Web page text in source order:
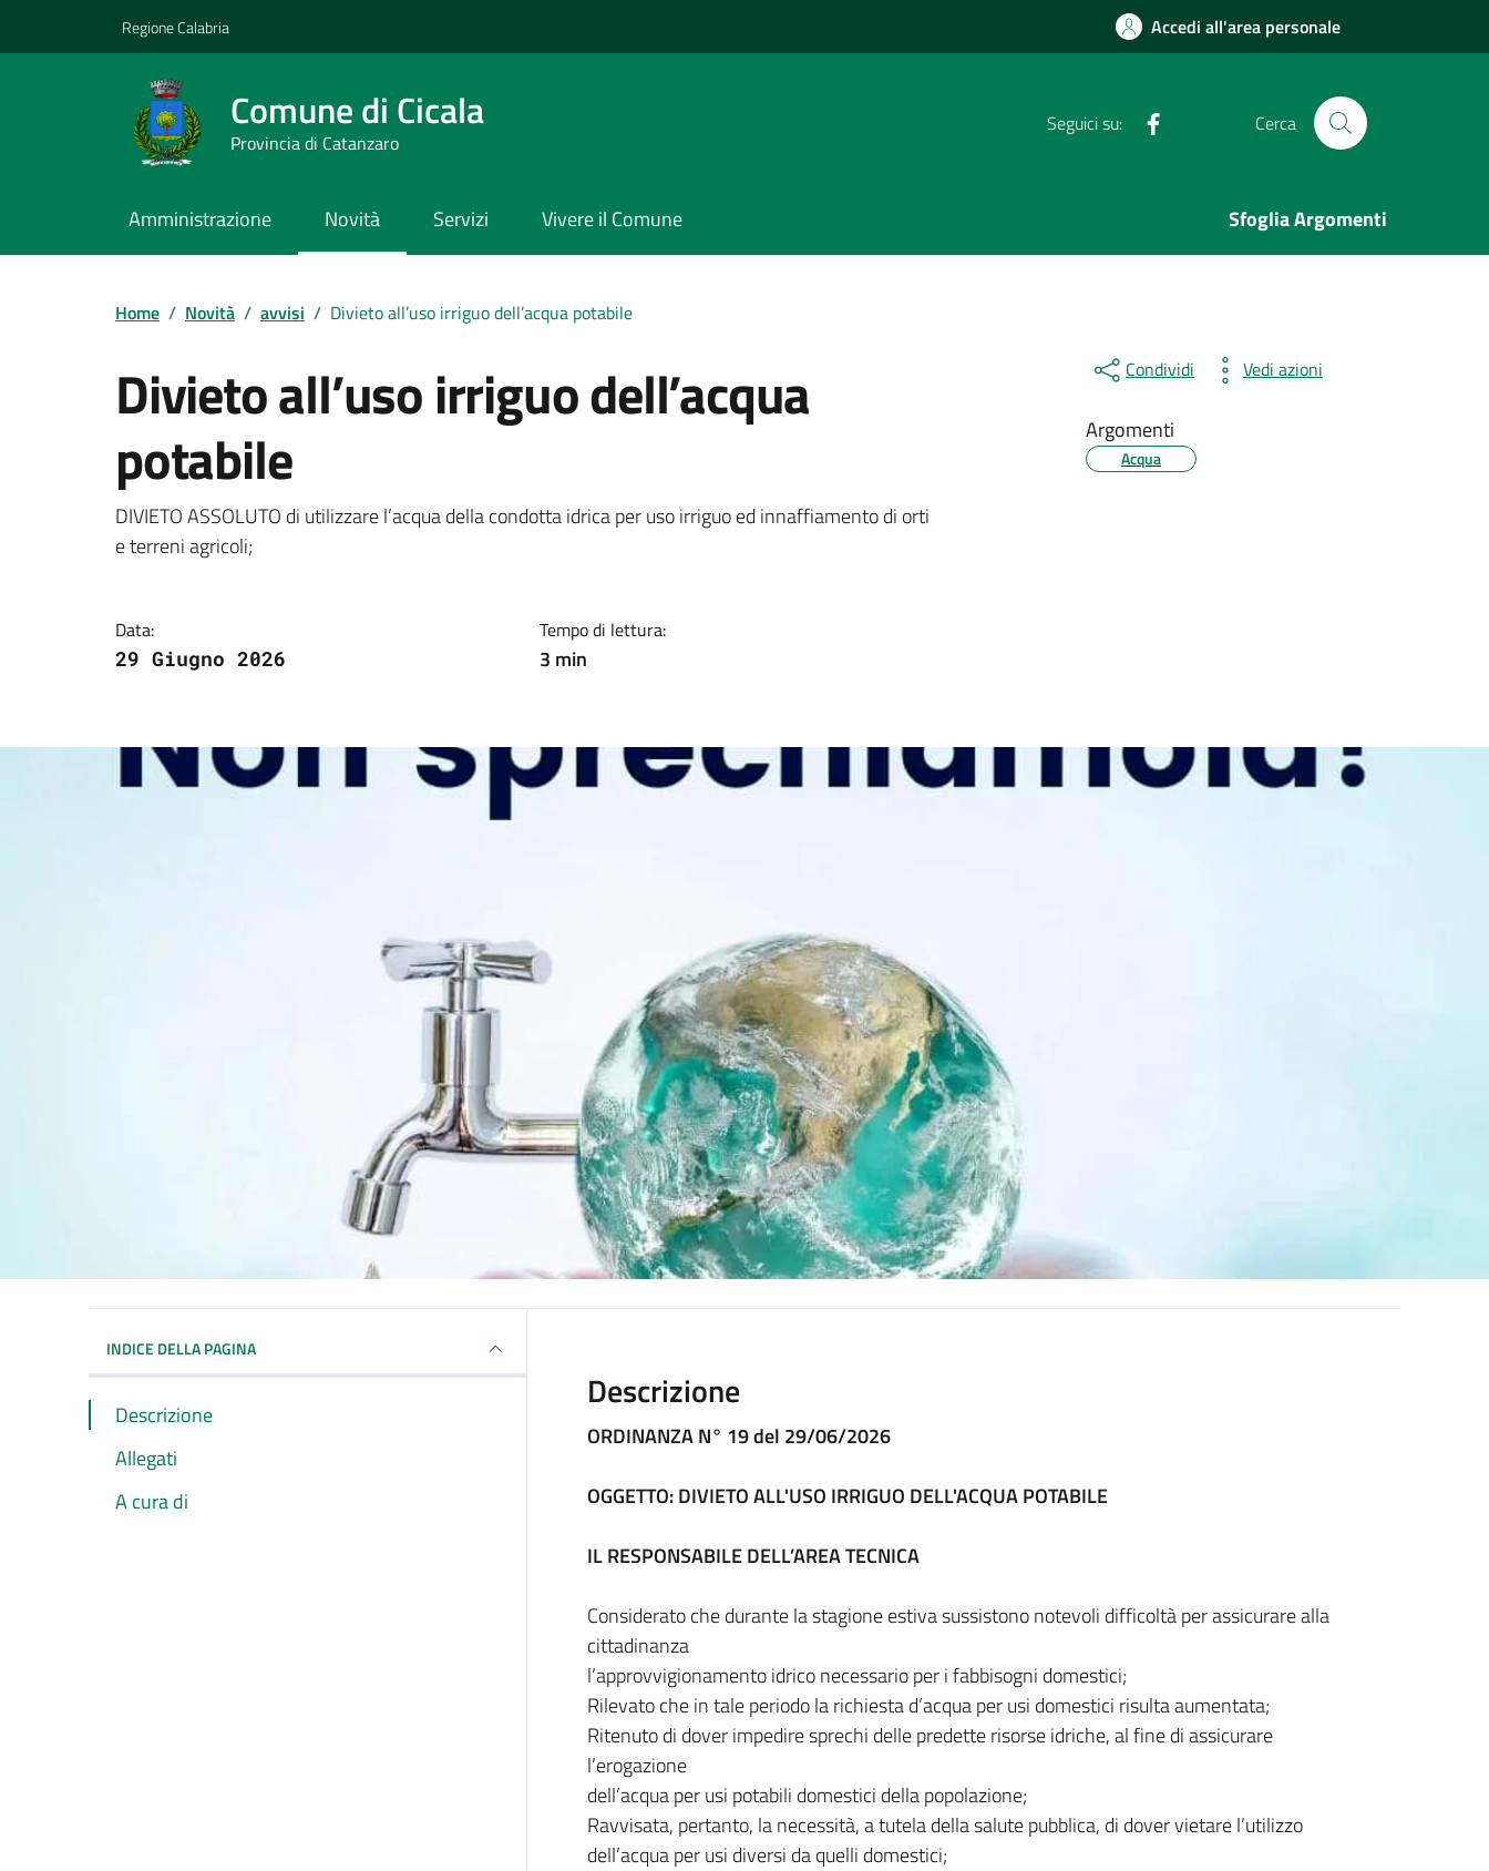
Regione Calabria Accedi all'area personale
Comune di Cicala
Provincia di Catanzaro
Seguici su: Cerca
Amministrazione Novità Servizi Vivere il Comune Sfoglia Argomenti
Home / Novità / avvisi / Divieto all’uso irriguo dell’acqua potabile
Divieto all’uso irriguo dell’acqua
potabile
Dettagli della notizia
DIVIETO ASSOLUTO di utilizzare l’acqua della condotta idrica per uso irriguo ed innaffiamento di orti
e terreni agricoli;
Data:
29 Giugno 2026
Tempo di lettura:
3 min
Condividi Vedi azioni
Argomenti
Acqua
INDICE DELLA PAGINA
Descrizione
Allegati
A cura di
Descrizione
ORDINANZA N° 19 del 29/06/2026
OGGETTO: DIVIETO ALL'USO IRRIGUO DELL'ACQUA POTABILE
IL RESPONSABILE DELL’AREA TECNICA
Considerato che durante la stagione estiva sussistono notevoli difficoltà per assicurare alla
cittadinanza
l’approvvigionamento idrico necessario per i fabbisogni domestici;
Rilevato che in tale periodo la richiesta d’acqua per usi domestici risulta aumentata;
Ritenuto di dover impedire sprechi delle predette risorse idriche, al fine di assicurare
l’erogazione
dell’acqua per usi potabili domestici della popolazione;
Ravvisata, pertanto, la necessità, a tutela della salute pubblica, di dover vietare l’utilizzo
dell’acqua per usi diversi da quelli domestici;